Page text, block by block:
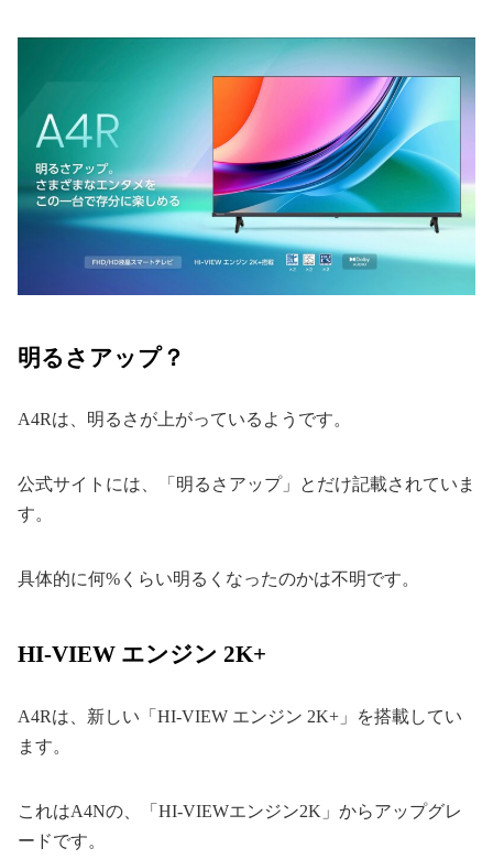
明るさアップ？
A4Rは、明るさが上がっているようです。
公式サイトには、「明るさアップ」とだけ記載されていま
す。
具体的に何%くらい明るくなったのかは不明です。
HI-VIEW エンジン 2K+
A4Rは、新しい「HI-VIEW エンジン 2K+」を搭載してい
ます。
これはA4Nの、「HI-VIEWエンジン2K」からアップグレ
ードです。